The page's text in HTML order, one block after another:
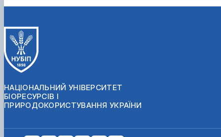
НАЦІОНАЛЬНИЙ УНІВЕРСИТЕТ
БІОРЕСУРСІВ І
ПРИРОДОКОРИСТУВАННЯ УКРАЇНИ